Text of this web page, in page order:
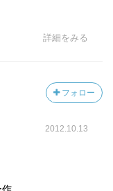
詳細をみる
フォロー
2012.10.13